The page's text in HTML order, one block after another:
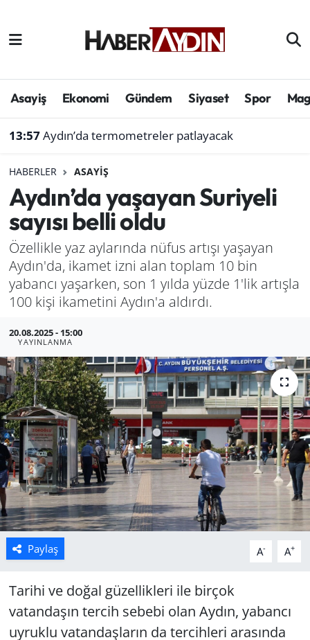
Asayiş Ekonomi Gündem Siyaset Spor
13:57Aydın’da termometreler patlayacak
HABERLER ASAYIŞ
Aydın’da yaşayan Suriyeli
sayısı belli oldu
Özellikle yaz aylarında nüfus artışı yaşayan
Aydın'da, ikamet izni alan toplam 10 bin
yabancı yaşarken, son 1 yılda yüzde 1'lik artışla
100 kişi ikametini Aydın'a aldırdı.
20.08.2025 - 15:00
YAYINLANMA
Paylaş A- A+
Tarihi ve doğal güzellikleri ile birçok
vatandaşın tercih sebebi olan Aydın, yabancı
uyruklu vatandaşların da tercihleri arasında
Afyonkarahisar
Çevre
Genel
Haber
Izmir
Kütahya
Manisa
Muğla
Politika
Uşak
Aydın Hava Durumu
Süper Lig Puan Durumu ve Fikstür
Son Dakika Haberleri
Haber Arşivi